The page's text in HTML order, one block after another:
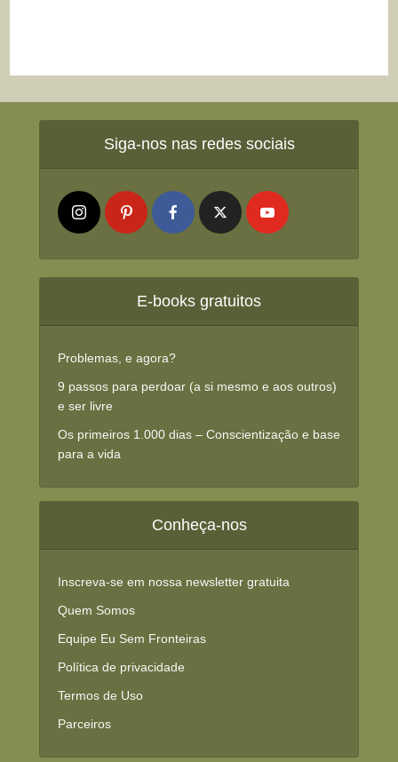
Siga-nos nas redes sociais
E-books gratuitos
Problemas, e agora?
9 passos para perdoar (a si mesmo e aos outros)
e ser livre
Os primeiros 1.000 dias – Conscientização e base
para a vida
Conheça-nos
Inscreva-se em nossa newsletter gratuita
Quem Somos
Equipe Eu Sem Fronteiras
Política de privacidade
Termos de Uso
Parceiros